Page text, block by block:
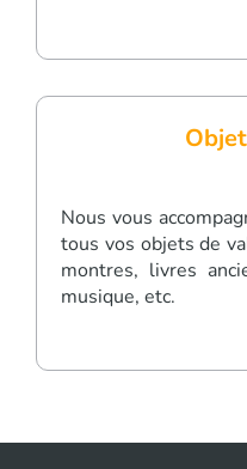
Nous vous
tous vos objets de
montres, livres
musique, etc.